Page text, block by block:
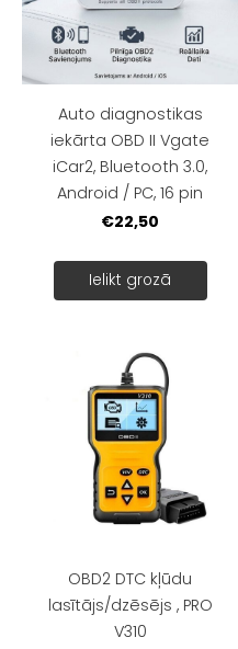
Auto diagnostikas
iekārta OBD II Vgate
iCar2, Bluetooth 3.0,
Android / PC, 16 pin
€22,50
Ielikt grozā
OBD2 DTC kļūdu
lasītājs/dzēsējs , PRO
V310